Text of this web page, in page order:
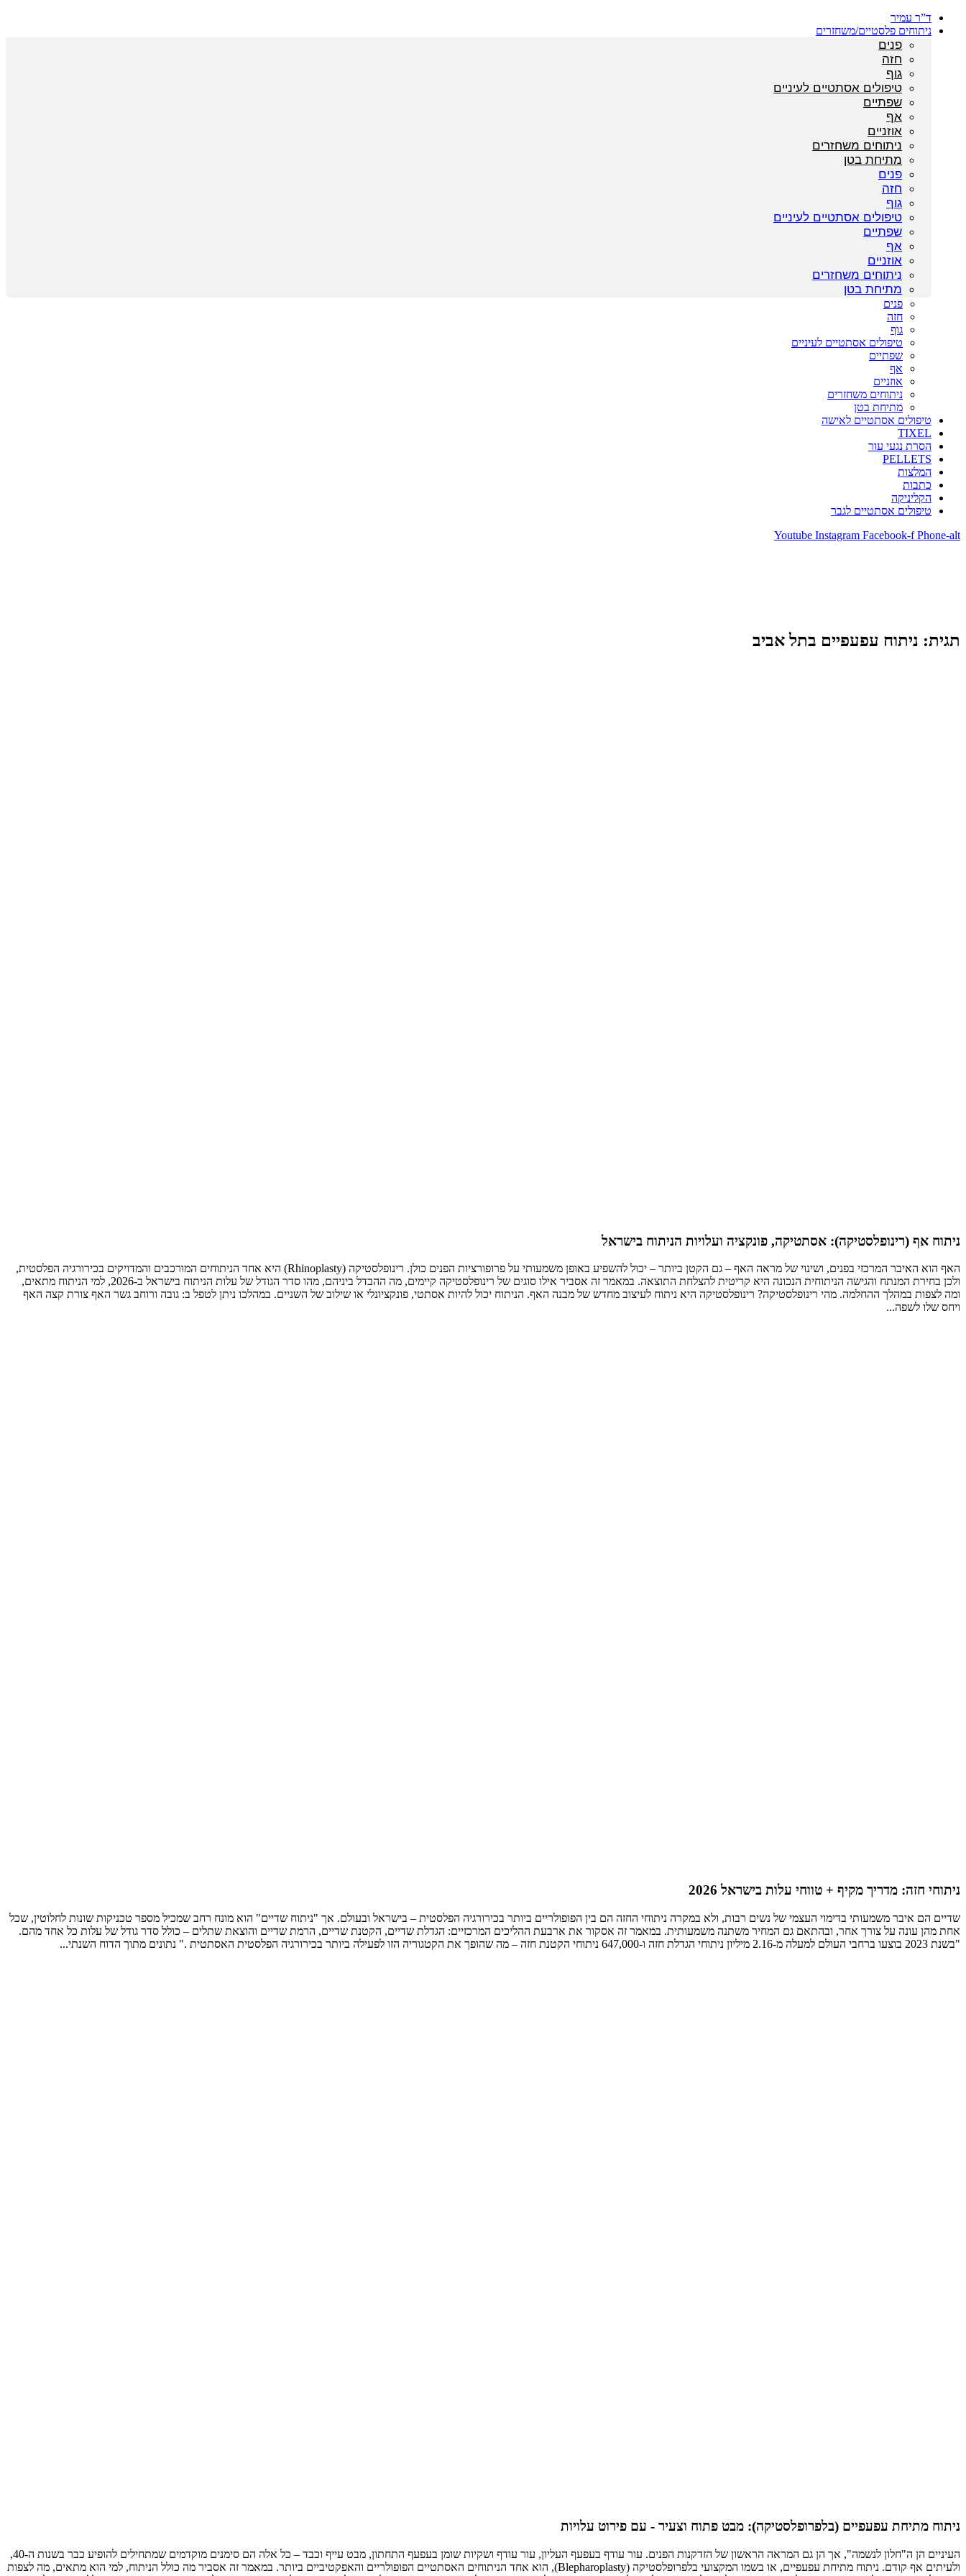
ד”ר עמיר
ניתוחים פלסטיים/משחזרים
פנים
חזה
גוף
טיפולים אסתטיים לעיניים
שפתיים
אף
אוזניים
ניתוחים משחזרים
מתיחת בטן
פנים
חזה
גוף
טיפולים אסתטיים לעיניים
שפתיים
אף
אוזניים
ניתוחים משחזרים
מתיחת בטן
פנים
חזה
גוף
טיפולים אסתטיים לעיניים
שפתיים
אף
אוזניים
ניתוחים משחזרים
מתיחת בטן
טיפולים אסתטיים לאישה
TIXEL
הסרת נגעי עור
PELLETS
המלצות
כתבות
הקליניקה
טיפולים אסתטיים לגבר
Youtube Instagram Facebook-f Phone-alt
תגית: ניתוח עפעפיים בתל אביב
ניתוח אף (רינופלסטיקה): אסתטיקה, פונקציה ועלויות הניתוח בישראל
האף הוא האיבר המרכזי בפנים, ושינוי של מראה האף – גם הקטן ביותר – יכול להשפיע באופן משמעותי על פרופורציות הפנים כולן. רינופלסטיקה (Rhinoplasty) היא אחד הניתוחים המורכבים והמדויקים בכירורגיה הפלסטית,
ולכן בחירת המנתח והגישה הניתוחית הנכונה היא קריטית להצלחת התוצאה. במאמר זה אסביר אילו סוגים של רינופלסטיקה קיימים, מה ההבדל ביניהם, מהו סדר הגודל של עלות הניתוח בישראל ב-2026, למי הניתוח מתאים,
ומה לצפות במהלך ההחלמה. מהי רינופלסטיקה? רינופלסטיקה היא ניתוח לעיצוב מחדש של מבנה האף. הניתוח יכול להיות אסתטי, פונקציונלי או שילוב של השניים. במהלכו ניתן לטפל ב: גובה ורוחב גשר האף צורת קצה האף
ויחס שלו לשפה...
ניתוחי חזה: מדריך מקיף + טווחי עלות בישראל 2026
שדיים הם איבר משמעותי בדימוי העצמי של נשים רבות, ולא במקרה ניתוחי החזה הם בין הפופולריים ביותר בכירורגיה הפלסטית – בישראל ובעולם. אך "ניתוח שדיים" הוא מונח רחב שמכיל מספר טכניקות שונות לחלוטין, שכל
אחת מהן עונה על צורך אחר, ובהתאם גם המחיר משתנה משמעותית. במאמר זה אסקור את ארבעת ההליכים המרכזיים: הגדלת שדיים, הקטנת שדיים, הרמת שדיים והוצאת שתלים – כולל סדר גודל של עלות כל אחד מהם.
"בשנת 2023 בוצעו ברחבי העולם למעלה מ-2.16 מיליון ניתוחי הגדלת חזה ו-647,000 ניתוחי הקטנת חזה – מה שהופך את הקטגוריה הזו לפעילה ביותר בכירורגיה הפלסטית האסתטית ." נתונים מתוך הדוח השנתי...
ניתוח מתיחת עפעפיים (בלפרופלסטיקה): מבט פתוח וצעיר - עם פירוט עלויות
העיניים הן ה"חלון לנשמה", אך הן גם המראה הראשון של הזדקנות הפנים. עור עודף בעפעף העליון, עור עודף ושקיות שומן בעפעף התחתון, מבט עייף וכבד – כל אלה הם סימנים מוקדמים שמתחילים להופיע כבר בשנות ה-40,
ולעיתים אף קודם. ניתוח מתיחת עפעפיים, או בשמו המקצועי בלפרופלסטיקה (Blepharoplasty), הוא אחד הניתוחים האסתטיים הפופולריים והאפקטיביים ביותר. במאמר זה אסביר מה כולל הניתוח, למי הוא מתאים, מה לצפות